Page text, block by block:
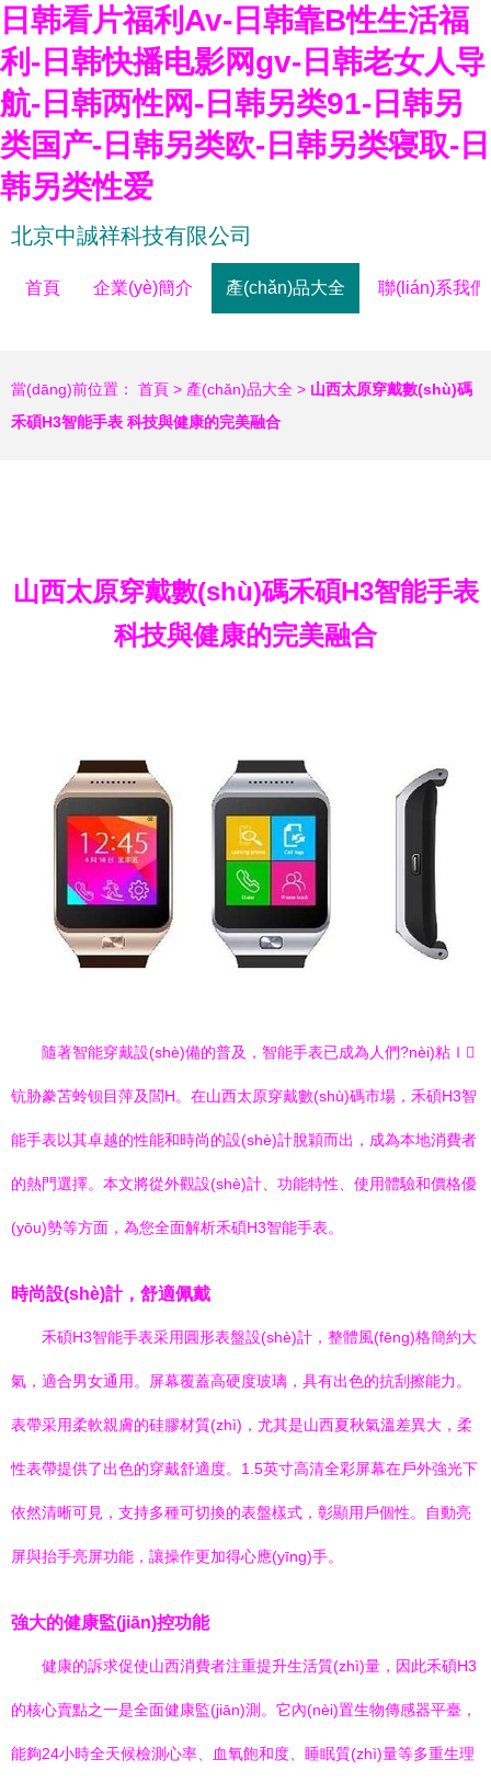
日韩看片福利Av-日韩靠B性生活福
利-日韩快播电影网gv-日韩老女人导
航-日韩两性网-日韩另类91-日韩另
类国产-日韩另类欧-日韩另类寝取-日
韩另类性爱
北京中誠祥科技有限公司
首頁 企業(yè)簡介 產(chǎn)品大全 聯(lián)系我們
當(dāng)前位置： 首頁 > 產(chǎn)品大全 > 山西太原穿戴數(shù)碼
禾碩H3智能手表 科技與健康的完美融合
山西太原穿戴數(shù)碼禾碩H3智能手表
科技與健康的完美融合
隨著智能穿戴設(shè)備的普及，智能手表已成為人們?nèi)粘Ｉ
钪胁豢苫蛉钡目萍及閭H。在山西太原穿戴數(shù)碼市場，禾碩H3智
能手表以其卓越的性能和時尚的設(shè)計脫穎而出，成為本地消費者
的熱門選擇。本文將從外觀設(shè)計、功能特性、使用體驗和價格優
(yōu)勢等方面，為您全面解析禾碩H3智能手表。
時尚設(shè)計，舒適佩戴
禾碩H3智能手表采用圓形表盤設(shè)計，整體風(fēng)格簡約大
氣，適合男女通用。屏幕覆蓋高硬度玻璃，具有出色的抗刮擦能力。
表帶采用柔軟親膚的硅膠材質(zhì)，尤其是山西夏秋氣溫差異大，柔
性表帶提供了出色的穿戴舒適度。1.5英寸高清全彩屏幕在戶外強光下
依然清晰可見，支持多種可切換的表盤樣式，彰顯用戶個性。自動亮
屏與抬手亮屏功能，讓操作更加得心應(yīng)手。
強大的健康監(jiān)控功能
健康的訴求促使山西消費者注重提升生活質(zhì)量，因此禾碩H3
的核心賣點之一是全面健康監(jiān)測。它內(nèi)置生物傳感器平臺，
能夠24小時全天候檢測心率、血氧飽和度、睡眠質(zhì)量等多重生理